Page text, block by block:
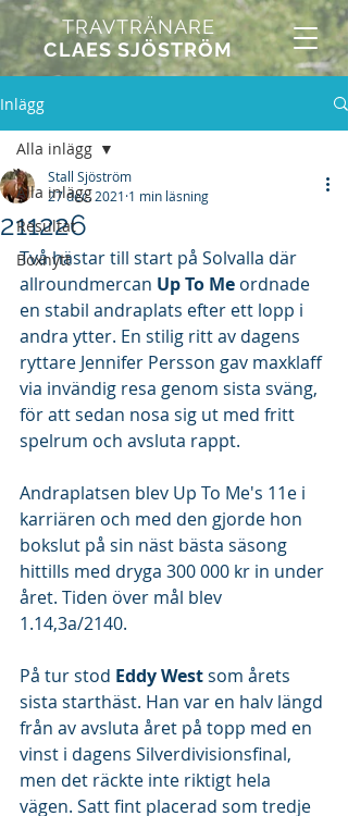
TRAVTRÄNARE
CLAES SJÖSTRÖM
Inlägg
Alla inlägg
Resultat
Boxnytt
Alla inlägg
211226
Stall Sjöström
27 dec. 2021 1 min läsning
Två hästar till start på Solvalla där
allroundmercan Up To Me ordnade
en stabil andraplats efter ett lopp i
andra ytter. En stilig ritt av dagens
ryttare Jennifer Persson gav maxklaff
via invändig resa genom sista sväng,
för att sedan nosa sig ut med fritt
spelrum och avsluta rappt.
Andraplatsen blev Up To Me's 11e i
karriären och med den gjorde hon
bokslut på sin näst bästa säsong
hittills med dryga 300 000 kr in under
året. Tiden över mål blev
1.14,3a/2140.
På tur stod Eddy West som årets
sista starthäst. Han var en halv längd
från av avsluta året på topp med en
vinst i dagens Silverdivisionsfinal,
men det räckte inte riktigt hela
vägen. Satt fint placerad som tredje